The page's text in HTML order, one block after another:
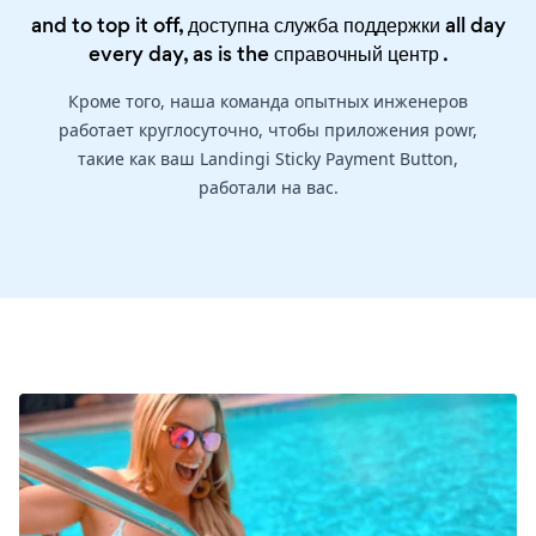
and to top it off, доступна служба поддержки all day
every day, as is theсправочный центр.
Кроме того, наша команда опытных инженеров
работает круглосуточно, чтобы приложения powr,
такие как ваш Landingi Sticky Payment Button,
работали на вас.